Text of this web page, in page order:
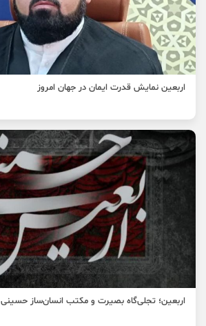
اربعین نمایش قدرت ایمان در جهان امروز
اربعین؛ تجلی‌گاه بصیرت و مکتب انسان‌ساز حسینی